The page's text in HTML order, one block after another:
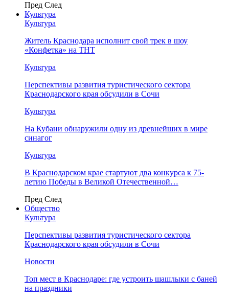
Пред След
Культура
Культура
Житель Краснодара исполнит свой трек в шоу
«Конфетка» на ТНТ
Культура
Перспективы развития туристического сектора
Краснодарского края обсудили в Сочи
Культура
На Кубани обнаружили одну из древнейших в мире
синагог
Культура
В Краснодарском крае стартуют два конкурса к 75-
летию Победы в Великой Отечественной…
Пред След
Общество
Культура
Перспективы развития туристического сектора
Краснодарского края обсудили в Сочи
Новости
Топ мест в Краснодаре: где устроить шашлыки с баней
на праздники